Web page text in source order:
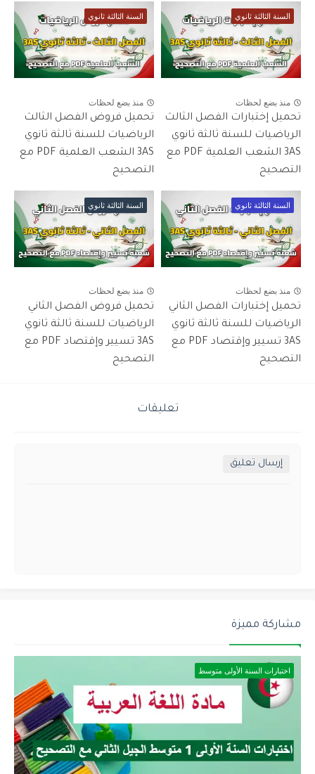
السنة الثالثة ثانوي
منذ بضع لحظات
تحميل إختبارات الفصل الثالث
الرياضيات للسنة ثالثة ثانوي
3AS الشعب العلمية PDF مع
التصحيح
السنة الثالثة ثانوي
منذ بضع لحظات
تحميل فروض الفصل الثالث
الرياضيات للسنة ثالثة ثانوي
3AS الشعب العلمية PDF مع
التصحيح
السنة الثالثة ثانوي
منذ بضع لحظات
تحميل إختبارات الفصل الثاني
الرياضيات للسنة ثالثة ثانوي
3AS تسيير وإقتصاد PDF مع
التصحيح
السنة الثالثة ثانوي
منذ بضع لحظات
تحميل فروض الفصل الثاني
الرياضيات للسنة ثالثة ثانوي
3AS تسيير وإقتصاد PDF مع
التصحيح
تعليقات
إرسال تعليق
مشاركة مميزة
اختبارات السنة الأولى متوسط